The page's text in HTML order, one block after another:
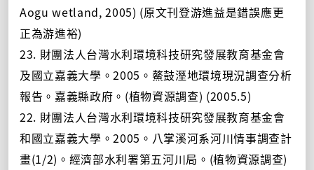
Aogu wetland, 2005) (原文刊登游進益是錯誤應更
正為游進裕)
23. 財團法人台灣水利環境科技研究發展教育基金會
及國立嘉義大學。2005。鰲鼓溼地環境現況調查分析
報告。嘉義縣政府。(植物資源調查) (2005.5)
22. 財團法人台灣水利環境科技研究發展教育基金會
和國立嘉義大學。2005。八掌溪河系河川情事調查計
畫(1/2)。經濟部水利署第五河川局。(植物資源調查)